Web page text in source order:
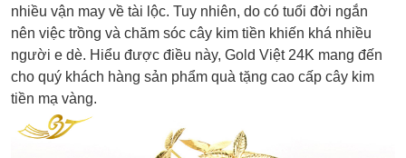
nhiều vận may về tài lộc. Tuy nhiên, do có tuổi đời ngắn
nên việc trồng và chăm sóc cây kim tiền khiến khá nhiều
người e dè. Hiểu được điều này, Gold Việt 24K mang đến
cho quý khách hàng sản phẩm quà tặng cao cấp cây kim
tiền mạ vàng.